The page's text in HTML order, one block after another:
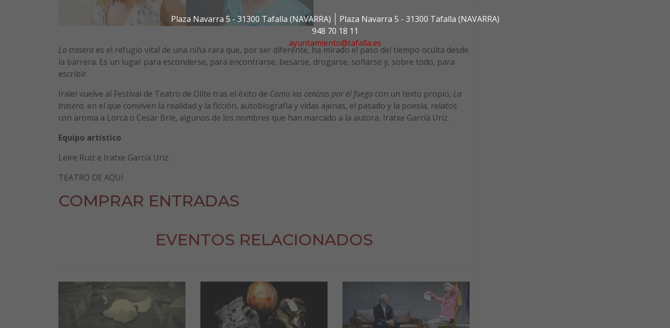
Plaza Navarra 5 - 31300 Tafalla (NAVARRA)
Plaza Navarra 5 - 31300 Tafalla (NAVARRA)
948 70 18 11
ayuntamiento@tafalla.es
La trasera es el refugio vital de una niña rara que, por ser diferente, ha mirado el paso del tiempo oculta desde
la barrera. Es un lugar para esconderse, para encontrarse, besarse, drogarse, soñarse y, sobre todo, para
escribir.
Iralei vuelve al Festival de Teatro de Olite tras el éxito de Como las cenizas por el fuego con un texto propio, La
trasera, en el que conviven la realidad y la ficción, autobiografía y vidas ajenas, el pasado y la poesía, relatos
con aroma a Lorca o Cesar Bríe, algunos de los nombres que han marcado a la autora, Iratxe García Uriz.
Equipo artístico
Leire Ruiz e Iratxe García Uriz.
TEATRO DE AQUÍ
COMPRAR ENTRADAS
EVENTOS RELACIONADOS